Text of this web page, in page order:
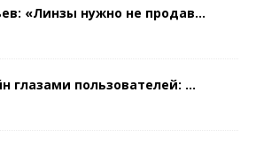
«Линзы нужно не продав...
глазами пользователей: ...